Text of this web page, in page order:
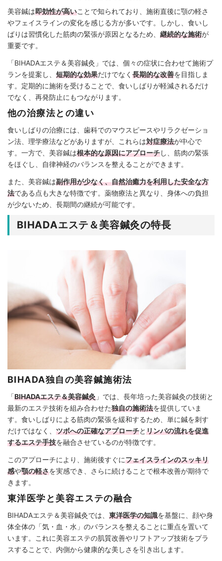
美容鍼は即効性が高いことで知られており、施術直後に顎の軽さ
やフェイスラインの変化を感じる方が多いです。しかし、食いし
ばりは習慣化した筋肉の緊張が原因となるため、 継続的な施術が
重要です。
「BIHADAエステ＆美容鍼灸」では、個々の症状に合わせて施術プ
ランを提案し、 短期的な効果だけでなく 長期的な改善を目指しま
す。定期的に施術を受けることで、食いしばりが軽減されるだけ
でなく、再発防止にもつながります。
他の治療法との違い
食いしばりの治療には、歯科でのマウスピースやリラクゼーショ
ン法、理学療法などがありますが、これらは対症療法が中心で
す。一方で、美容鍼は根本的な原因にアプローチし、筋肉の緊張
をほぐし、自律神経のバランスを整えることができます。
また、美容鍼は副作用が少なく、自然治癒力を利用した安全な方
法である点も大きな特徴です。薬物療法と異なり、身体への負担
が少ないため、長期間の継続が可能です。
BIHADAエステ＆美容鍼灸の特長
BIHADA独自の美容鍼施術法
「BIHADAエステ＆美容鍼灸 」では、長年培った美容鍼灸の技術と
最新のエステ技術を組み合わせた独自の施術法を提供していま
す。食いしばりによる筋肉の緊張を緩和するため、単に鍼を刺す
だけではなく、 ツボへの正確なアプローチとリンパの流れを促進
するエステ手技を融合させているのが特徴です。
このアプローチにより、施術後すぐにフェイスラインのスッキリ
感や顎の軽さを実感でき、さらに続けることで根本改善が期待で
きます。
東洋医学と美容エステの融合
BIHADAエステ＆美容鍼灸では、 東洋医学の知識を基盤に、顔や身
体全体の「気・血・水」のバランスを整えることに重点を置いて
います。これに美容エステの肌質改善やリフトアップ技術をプラ
スすることで、内側から健康的な美しさを引き出します。